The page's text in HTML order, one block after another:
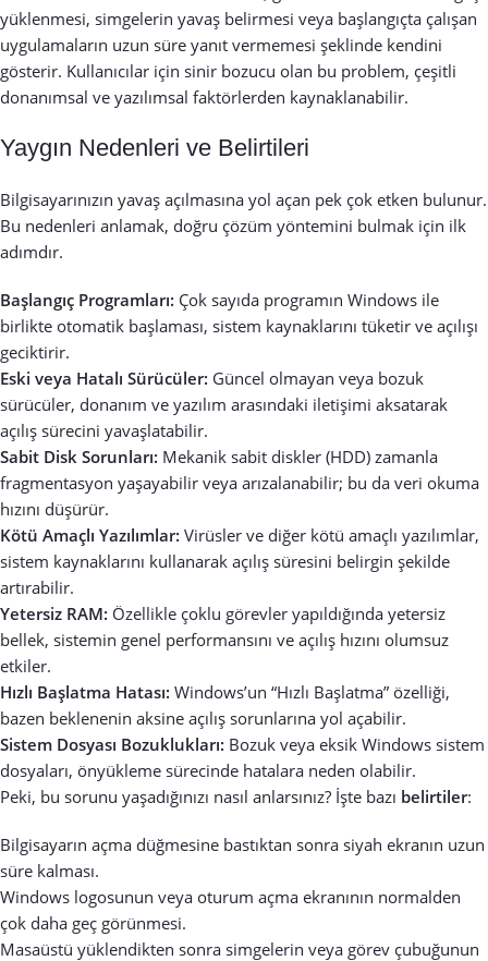
yüklenmesi, simgelerin yavaş belirmesi veya başlangıçta çalışan
uygulamaların uzun süre yanıt vermemesi şeklinde kendini
gösterir. Kullanıcılar için sinir bozucu olan bu problem, çeşitli
donanımsal ve yazılımsal faktörlerden kaynaklanabilir.
Yaygın Nedenleri ve Belirtileri
Bilgisayarınızın yavaş açılmasına yol açan pek çok etken bulunur.
Bu nedenleri anlamak, doğru çözüm yöntemini bulmak için ilk
adımdır.
Başlangıç Programları: Çok sayıda programın Windows ile
birlikte otomatik başlaması, sistem kaynaklarını tüketir ve açılışı
geciktirir.
Eski veya Hatalı Sürücüler: Güncel olmayan veya bozuk
sürücüler, donanım ve yazılım arasındaki iletişimi aksatarak
açılış sürecini yavaşlatabilir.
Sabit Disk Sorunları: Mekanik sabit diskler (HDD) zamanla
fragmentasyon yaşayabilir veya arızalanabilir; bu da veri okuma
hızını düşürür.
Kötü Amaçlı Yazılımlar: Virüsler ve diğer kötü amaçlı yazılımlar,
sistem kaynaklarını kullanarak açılış süresini belirgin şekilde
artırabilir.
Yetersiz RAM: Özellikle çoklu görevler yapıldığında yetersiz
bellek, sistemin genel performansını ve açılış hızını olumsuz
etkiler.
Hızlı Başlatma Hatası: Windows’un “Hızlı Başlatma” özelliği,
bazen beklenenin aksine açılış sorunlarına yol açabilir.
Sistem Dosyası Bozuklukları: Bozuk veya eksik Windows sistem
dosyaları, önyükleme sürecinde hatalara neden olabilir.
Peki, bu sorunu yaşadığınızı nasıl anlarsınız? İşte bazı belirtiler:
Bilgisayarın açma düğmesine bastıktan sonra siyah ekranın uzun
süre kalması.
Windows logosunun veya oturum açma ekranının normalden
çok daha geç görünmesi.
Masaüstü yüklendikten sonra simgelerin veya görev çubuğunun